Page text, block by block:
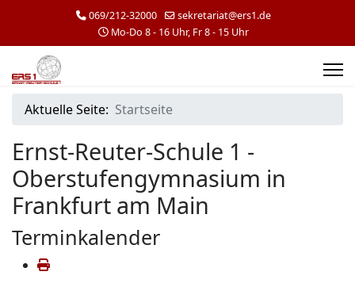
069/212-32000
sekretariat@ers1.de
Mo-Do 8 - 16 Uhr, Fr 8 - 15 Uhr
Aktuelle Seite: Startseite
Ernst-Reuter-Schule 1 -
Oberstufengymnasium in
Frankfurt am Main
Terminkalender